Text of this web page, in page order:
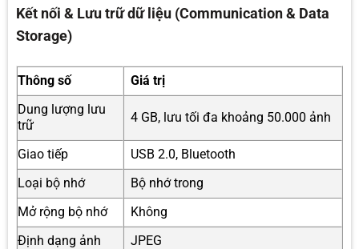
Kết nối & Lưu trữ dữ liệu (Communication & Data
Storage)
Thông số
Giá trị
Dung lượng lưu
trữ
4 GB, lưu tối đa khoảng 50.000 ảnh
Giao tiếp
USB 2.0, Bluetooth
Loại bộ nhớ
Bộ nhớ trong
Mở rộng bộ nhớ
Không
Định dạng ảnh
JPEG